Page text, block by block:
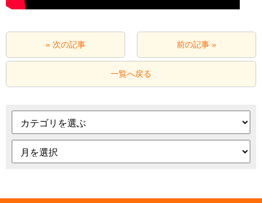
« 次の記事 前の記事 »
一覧へ戻る